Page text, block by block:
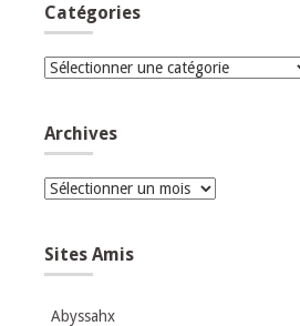
Catégories
Catégories
Archives
Archives
Sites Amis
Abyssahx